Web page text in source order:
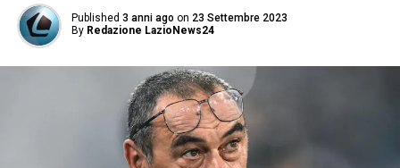
Published 3 anni ago on 23 Settembre 2023
By Redazione LazioNews24